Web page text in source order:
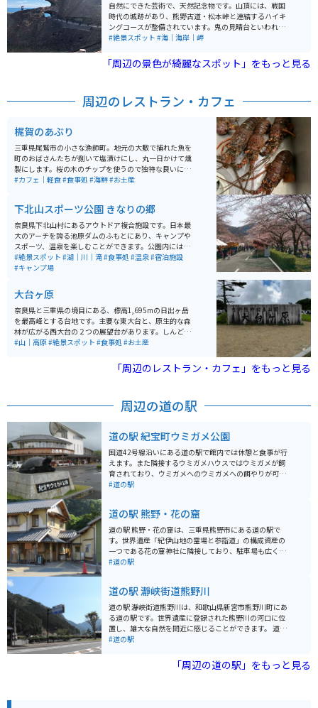
す。春は水が張られ、５月頃に田植え、夏は稲が風に揺
れて綺麗で夜には蛍も見られます。また秋は稲穂が黄金
色に輝き、冬は比較的暖かいですが雪景色が見れる事も
あり、おすすめです。
自然にできた芸術で、天然記念物です。山頂には、戦国
時代の城跡があり、熊野古道・松本峠と連結するハイキ
ングコースが整備されています。鬼の見晴台といわれる
展望台からは、熊野灘が一望できます。 山頂へ通じるハ
と、4種類の桜が次から次へと開花します。春の季節は特
におすすめです。
#絶景スポット #海｜海岸｜岬
「周辺の景色が綺麗なスポット」をもっと見る
周辺のレストラン・カフェ
梶賀のあぶり
三重県尾鷲市の小さな漁師町。地元の大敷で捕れた魚を
町のおばさんたちが捌いて塩漬けにし、丸一日かけて燻
製にします。桜の木のチップを使うので独特な良いにお
いがして食欲を誘います。ビールのおつまみにも最高で
#カフェ｜軽食#食事処 #海鮮#お土産
下北山スポーツ公園 きなりの郷
奈良県下北山村にあるアウトドア複合施設です。日本最
大のアーチを誇る池原ダムのふもとにあり、キャンプや
スポーツ、温泉を楽しむことができます。公園内にはオ
ートキャンプ場、バンガロー、コテージがあり、グルー
プでの宿泊も可能です。キャンプ場からは、池原ダムの
ートや多目的グラウンド、バーベキューハウス、炊事棟
など、様々な設備が整っており、スポーツ合宿や研修に
も利用されています。温泉施設「きなりの湯」では、疲
れを癒すことができ、自然に囲まれた環境でリフレッシ
ュできます。春には下北山村主催のさくら祭りが開催さ
れており、敷地内の桜が満開になると、関西一とも思わ
#絶景スポット #湖｜川｜滝#食事処 #温泉#宿泊施設
#キャンプ場
大台ヶ原
奈良県と三重県の境目にある、標高1,695mの日出ヶ岳
を最高峰とする台地です。主要な東大台と、原生的な森
林が広がる西大台の２つの展望台があります。しんどす
ぎないハイキングコースと、整備された地面で誰でも気
シーズンには、ワインレッド色に染まったシロヤシロが
一面に広がり絶景です。日出ヶ岳の展望台から360度パ
イの終点にある大台ケ原ビジターセンターには食堂、お
用意されています。
#山｜高原#絶景スポット #食事処 #お土産
「周辺のレストラン・カフェ」をもっと見る
周辺の道の駅
道の駅 紀宝町ウミガメ公園
国道42号線沿いにある道の駅で館内では休憩と食事が行
えます。また隣接するウミガメハウスではウミガメが飼
育されており、ウミガメへのウミガメへの餌やりが可能
で、休日にはウミガメと触れることのできるイベントが
#道の駅
道の駅 熊野・花の窟
道の駅 熊野・花の窟は、三重県熊野市にある道の駅で
す。世界遺産「紀伊山地の霊場と参詣道」の構成資産の
一つである花の窟神社に隣接しており、駐車場も広く、
休憩施設や物産販売所、レストランなどがあります。 花
駅からは、この花の窟を望むことができ、その壮大さに
圧倒されるでしょう。また、道の駅には、熊野灘を一望
できる展望台もあり、美しい景色を楽しむことができま
す。 バイクで訪れる場合、駐車場も広く停めやすいので
安心です。周辺には、世界遺産の熊野古道や七里御浜な
橘類の栽培も盛んです。道の駅では、地元で採れた新鮮
#道の駅
道の駅 瀞峡街道熊野川
道の駅 瀞峡街道熊野川は、和歌山県新宮市熊野川町にあ
る道の駅です。世界遺産に登録された熊野川の河口に位
置し、雄大な自然を間近に感じることができます。 道の
駅には、地元産の新鮮な野菜や果物を販売する物産品コ
ります。熊野地方は、温暖な気候で育った柑橘類が有名
です。みかんをはじめ、ゆずやレモンなども人気があり
#道の駅
「周辺の道の駅」をもっと見る